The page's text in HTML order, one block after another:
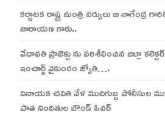
కర్ణాటక రాష్ట్ర మంత్రి వర్యులు బి నాగేంద్ర
నారాయణ గారు..
వేదావతి ప్రాజెక్టు ను పరిశీలించిన జిల్లా
ఇంచార్జ్ వైకుంఠం జ్యోతి….
వినాయక చవితి వేళ ముదిగుబ్బ పోలీసుల
పాత నిందితుల బౌండ్ ఓవర్